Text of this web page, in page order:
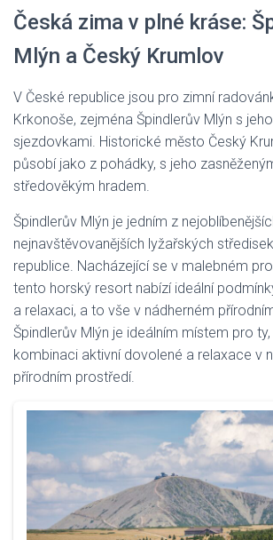
Česká zima v plné kráse:
Mlýn a Český Krumlov
V České republice jsou pro zimní
Krkonoše, zejména Špindlerův Mlýn s
sjezdovkami. Historické město Český
působí jako z pohádky, s jeho
středověkým hradem.
Špindlerův Mlýn je jedním z
nejnavštěvovanějších lyžařských
republice. Nacházející se v malebném
tento horský resort nabízí ideální
a relaxaci, a to vše v nádherném
Špindlerův Mlýn je ideálním místem pro
kombinaci aktivní dovolené a relaxace v
přírodním prostředí.